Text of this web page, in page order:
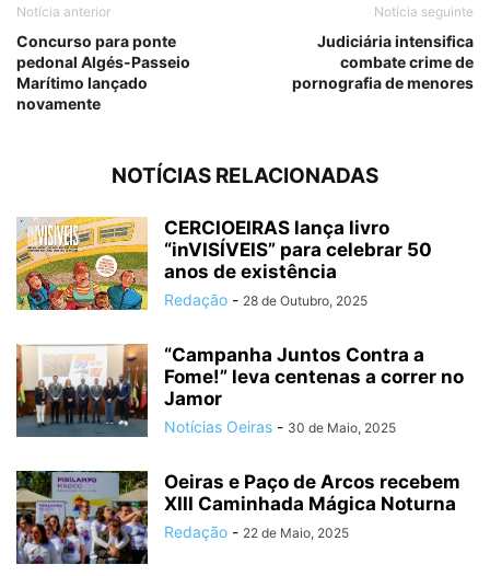
Notícia anterior
Concurso para ponte
pedonal Algés-Passeio
Marítimo lançado
novamente
Notícia seguinte
Judiciária intensifica
combate crime de
pornografia de menores
NOTÍCIAS RELACIONADAS
CERCIOEIRAS lança livro
“inVISÍVEIS” para celebrar 50
anos de existência
Redação - 28 de Outubro, 2025
“Campanha Juntos Contra a
Fome!” leva centenas a correr no
Jamor
Notícias Oeiras - 30 de Maio, 2025
Oeiras e Paço de Arcos recebem
XIII Caminhada Mágica Noturna
Redação - 22 de Maio, 2025